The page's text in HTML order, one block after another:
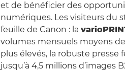
et de bénéficier des
numériques. Les visiteurs du
feuille de Canon : la
volumes mensuels moyens
plus élevés, la robuste presse
jusqu’à 4,5 millions d’images